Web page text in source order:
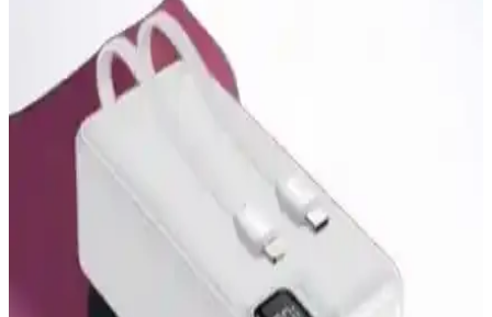
Samsung'un uygun fiyatlı 8000 mAh batarya seçenekleri hakkında
bilgiler bulunmamaktadır, ancak yüksek kapasiteli ve ekonomik
bataryalar çeşitli platformlarda mevcuttur.
Sunix PB-37 ve Woyax Deji Magsafe Powerbank
Karşılaştırması 5000 mAh Kapasiteli Taşınabilir
Sunix PB-37 ve Woyax Deji Magsafe powerbankların özellikleri,
avantajları ve kullanıcı geri bildirimleri detaylı şekilde karşılaştırıldı,
hangisinin ihtiyaçlara daha uygun olduğunu öğrenin.
Sunix 5000mAh Taşınabilir Powerbank Özellikleri
ve Kullanım Alanları